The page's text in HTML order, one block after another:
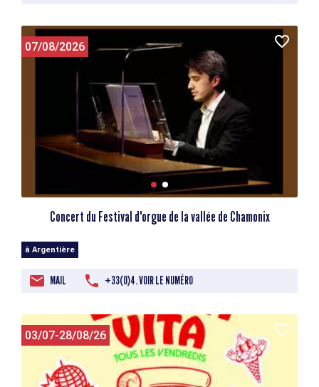
07/08/2026
Concert du Festival d'orgue de la vallée de Chamonix
à Argentière
MAIL +33(0)4. VOIR LE NUMÉRO
03/07-28/08/26